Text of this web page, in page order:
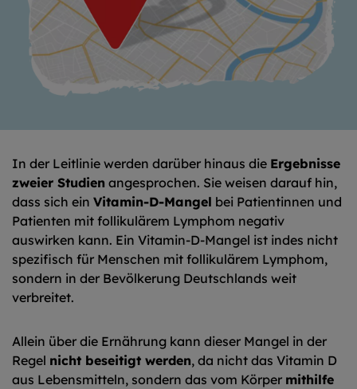
In der Leitlinie werden darüber hinaus die Ergebnisse
zweier Studien angesprochen. Sie weisen darauf hin,
dass sich ein Vitamin-D-Mangel bei Patientinnen und
Patienten mit follikulärem Lymphom negativ
auswirken kann. Ein Vitamin-D-Mangel ist indes nicht
spezifisch für Menschen mit follikulärem Lymphom,
sondern in der Bevölkerung Deutschlands weit
verbreitet.
Allein über die Ernährung kann dieser Mangel in der
Regel nicht beseitigt werden, da nicht das Vitamin D
aus Lebensmitteln, sondern das vom Körper mithilfe